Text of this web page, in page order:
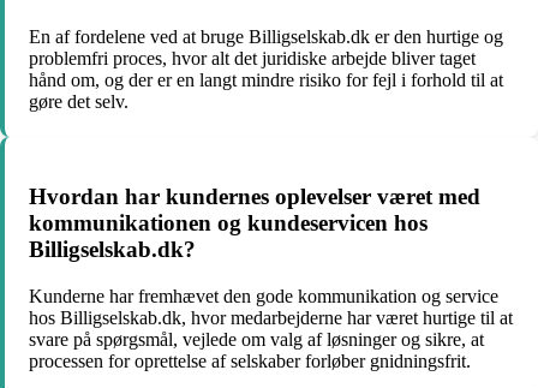
En af fordelene ved at bruge Billigselskab.dk er den hurtige og
problemfri proces, hvor alt det juridiske arbejde bliver taget
hånd om, og der er en langt mindre risiko for fejl i forhold til at
gøre det selv.
Hvordan har kundernes oplevelser været med
kommunikationen og kundeservicen hos
Billigselskab.dk?
Kunderne har fremhævet den gode kommunikation og service
hos Billigselskab.dk, hvor medarbejderne har været hurtige til at
svare på spørgsmål, vejlede om valg af løsninger og sikre, at
processen for oprettelse af selskaber forløber gnidningsfrit.